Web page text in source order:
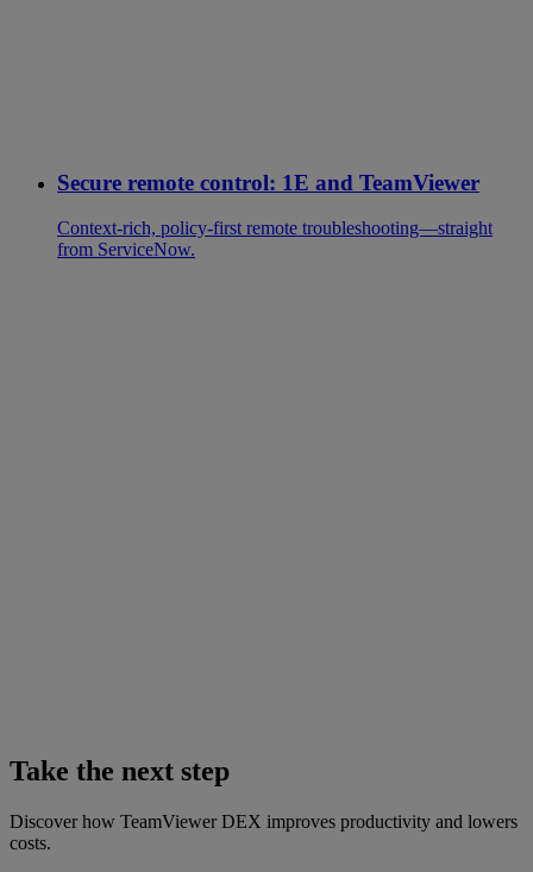
Secure remote control: 1E and TeamViewer
Context-rich, policy-first remote troubleshooting—straight
from ServiceNow.
Take the next step
Discover how TeamViewer DEX improves productivity and lowers
costs.